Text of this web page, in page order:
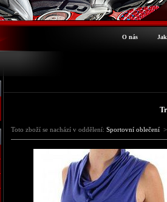
O nás
Toto zboží se nachází v oddělení: Sportovní oblečení